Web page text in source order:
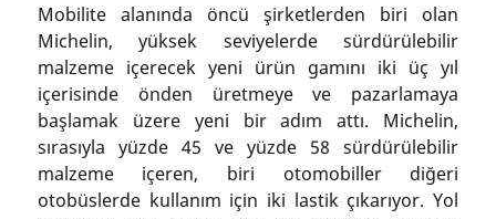
Mobilite alanında öncü şirketlerden biri olan
Michelin, yüksek seviyelerde sürdürülebilir
malzeme içerecek yeni ürün gamını iki üç yıl
içerisinde önden üretmeye ve pazarlamaya
başlamak üzere yeni bir adım attı. Michelin,
sırasıyla yüzde 45 ve yüzde 58 sürdürülebilir
malzeme içeren, biri otomobiller diğeri
otobüslerde kullanım için iki lastik çıkarıyor. Yol